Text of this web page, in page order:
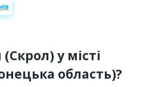
у місті
область)?